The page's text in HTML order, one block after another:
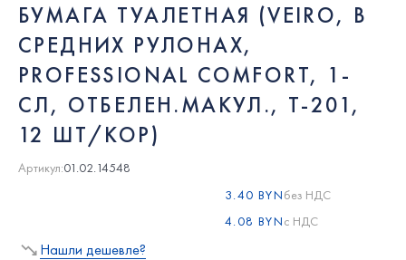
БУМАГА ТУАЛЕТНАЯ (VEIRO, В
СРЕДНИХ РУЛОНАХ,
PROFESSIONAL COMFORT, 1-
СЛ, ОТБЕЛЕН.МАКУЛ., T-201,
12 ШТ/КОР)
Артикул:01.02.14548
3.40 BYNбез НДС
4.08 BYNc НДС
Нашли дешевле?